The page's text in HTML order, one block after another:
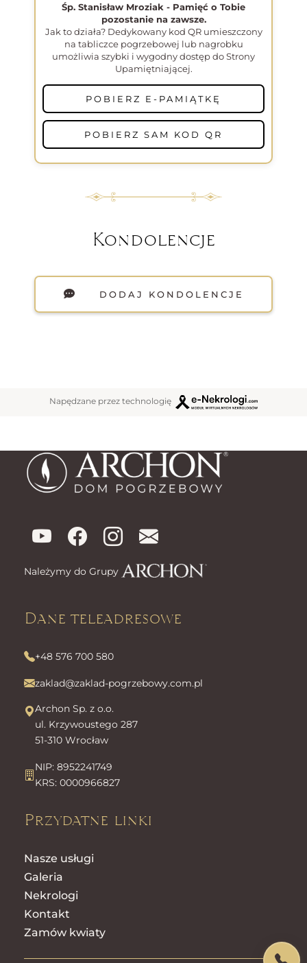
Śp. Stanisław Mroziak - Pamięć o Tobie
pozostanie na zawsze.
Jak to działa? Dedykowany kod QR umieszczony
na tabliczce pogrzebowej lub nagrobku
umożliwia szybki i wygodny dostęp do Strony
Upamiętniającej.
POBIERZ E-PAMIĄTKĘ
POBIERZ SAM KOD QR
Kondolencje
DODAJ KONDOLENCJE
Napędzane przez technologię
Należymy do Grupy
Dane teleadresowe
+48 576 700 580
zaklad@zaklad-pogrzebowy.com.pl
Archon Sp. z o.o.
ul. Krzywoustego 287
51-310 Wrocław
NIP: 8952241749
KRS: 0000966827
Przydatne linki
Nasze usługi
Galeria
Nekrologi
Kontakt
Zamów kwiaty